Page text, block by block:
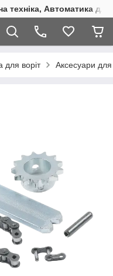
техніка, Автоматика
для воріт Аксесуари